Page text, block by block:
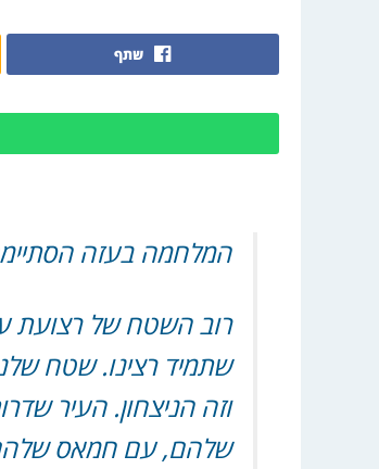
שתף
המלחמה בעזה
רוב השטח של רצועת
שתמיד רצינו. שטח
וזה הניצחון. העיר
שלהם, עם חמאס שלהם,